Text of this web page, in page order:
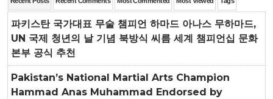
파키스탄 국가대표 무술 챔피언 하마드 아나스 무하마드,
UN 국제 청년의 날 기념 북방식 씨름 세계 챔피언십 문화
본부 공식 추천
Pakistan’s National Martial Arts Champion
Hammad Anas Muhammad Endorsed by